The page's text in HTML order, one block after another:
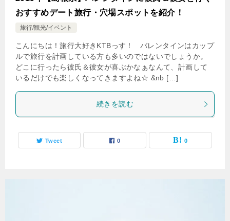
おすすめデート旅行・穴場スポットを紹介！
旅行/観光/イベント
こんにちは！旅行大好きKTBっす！ バレンタインはカップ
ルで旅行を計画している方も多いのではないでしょうか。
どこに行ったら彼氏＆彼女が喜ぶかなぁなんて、計画して
いるだけでも楽しくなってきますよね☆ &nb […]
続きを読む
Tweet 0 0